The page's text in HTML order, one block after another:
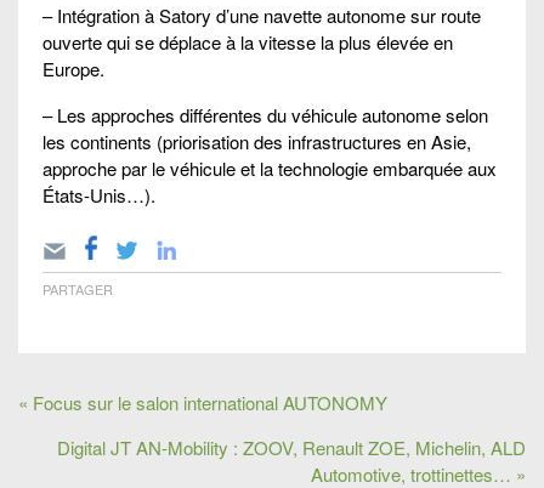
– Intégration à Satory d’une navette autonome sur route
ouverte qui se déplace à la vitesse la plus élevée en
Europe.
– Les approches différentes du véhicule autonome selon
les continents (priorisation des infrastructures en Asie,
approche par le véhicule et la technologie embarquée aux
États-Unis…).
PARTAGER
« Focus sur le salon international AUTONOMY
Digital JT AN-Mobility : ZOOV, Renault ZOE, Michelin, ALD
Automotive, trottinettes… »